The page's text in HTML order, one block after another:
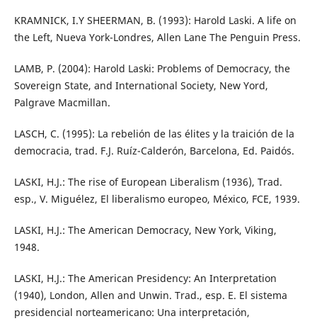
KRAMNICK, I.Y SHEERMAN, B. (1993): Harold Laski. A life on
the Left, Nueva York-Londres, Allen Lane The Penguin Press.
LAMB, P. (2004): Harold Laski: Problems of Democracy, the
Sovereign State, and International Society, New Yord,
Palgrave Macmillan.
LASCH, C. (1995): La rebelión de las élites y la traición de la
democracia, trad. F.J. Ruíz-Calderón, Barcelona, Ed. Paidós.
LASKI, H.J.: The rise of European Liberalism (1936), Trad.
esp., V. Miguélez, El liberalismo europeo, México, FCE, 1939.
LASKI, H.J.: The American Democracy, New York, Viking,
1948.
LASKI, H.J.: The American Presidency: An Interpretation
(1940), London, Allen and Unwin. Trad., esp. E. El sistema
presidencial norteamericano: Una interpretación,